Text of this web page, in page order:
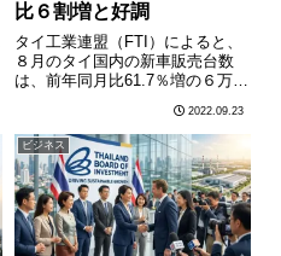
比６割増と好調
タイ工業連盟（FTI）によると、
８月のタイ国内の新車販売台数
は、前年同月比61.7％増の６万
年同期比19.6％増の55万9537台
となった。タイ国内の自動車生産
台数については、８月は前年同月
比64.9％増の1………
2022.09.23
ビジネス